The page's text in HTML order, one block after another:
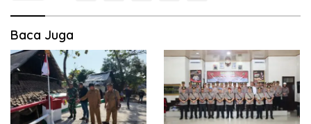
Baca Juga